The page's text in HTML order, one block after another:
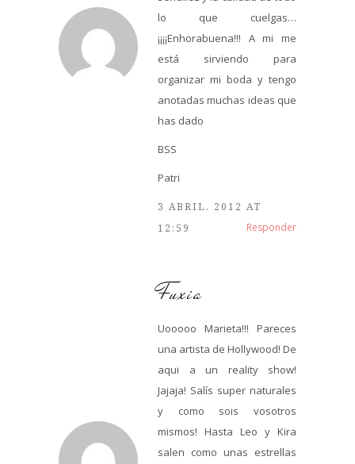
lo que cuelgas…
¡¡¡¡Enhorabuena!!! A mi me
está sirviendo para
organizar mi boda y tengo
anotadas muchas ideas que
has dado
BSS
Patri
3 ABRIL, 2012 AT
12:59
Responder
Fuxia
Uooooo Marieta!!! Pareces
una artista de Hollywood! De
aqui a un reality show!
Jajaja! Salís super naturales
y como sois vosotros
mismos! Hasta Leo y Kira
salen como unas estrellas